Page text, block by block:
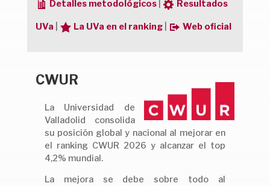
Detalles metodológicos Resultados
UVa La UVa en el ranking Web oficial
CWUR
La Universidad de
Valladolid consolida
su posición global y nacional al mejorar en
el ranking CWUR 2026 y alcanzar el top
4,2% mundial.
La mejora se debe sobre todo al